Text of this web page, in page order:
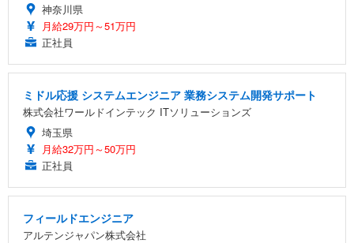
神奈川県
月給29万円～51万円
正社員
ミドル応援 システムエンジニア 業務システム開発サポート
株式会社ワールドインテック ITソリューションズ
埼玉県
月給32万円～50万円
正社員
フィールドエンジニア
アルテンジャパン株式会社